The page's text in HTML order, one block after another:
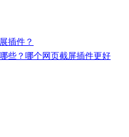
插件？
些？哪个网页截屏插件更好